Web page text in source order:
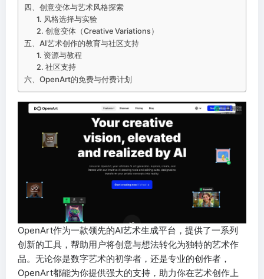
四、创意变体与艺术风格探索
1. 风格选择与实验
2. 创意变体（Creative Variations）
五、AI艺术创作的教育与社区支持
1. 资源与教程
2. 社区支持
六、OpenArt的免费与付费计划
OpenArt作为一款领先的AI艺术生成平台，提供了一系列
创新的工具，帮助用户将创意与想法转化为独特的艺术作
品。无论你是数字艺术的初学者，还是专业的创作者，
OpenArt都能为你提供强大的支持，助力你在艺术创作上